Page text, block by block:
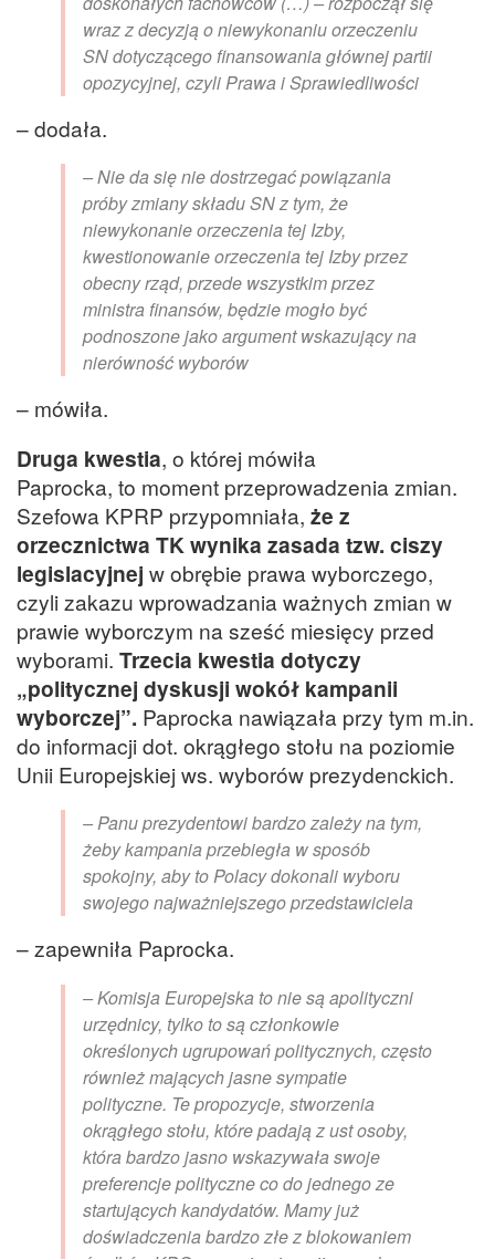
wraz z decyzją o niewykonaniu orzeczeniu
SN dotyczącego finansowania głównej partii
opozycyjnej, czyli Prawa i Sprawiedliwości
– dodała.
– Nie da się nie dostrzegać powiązania
próby zmiany składu SN z tym, że
niewykonanie orzeczenia tej Izby,
kwestionowanie orzeczenia tej Izby przez
obecny rząd, przede wszystkim przez
ministra finansów, będzie mogło być
podnoszone jako argument wskazujący na
nierówność wyborów
– mówiła.
Druga kwestia, o której mówiła
Paprocka, to moment przeprowadzenia zmian.
Szefowa KPRP przypomniała, że z
orzecznictwa TK wynika zasada tzw. ciszy
legislacyjnej w obrębie prawa wyborczego,
czyli zakazu wprowadzania ważnych zmian w
prawie wyborczym na sześć miesięcy przed
wyborami. Trzecia kwestia dotyczy
„politycznej dyskusji wokół kampanii
wyborczej”. Paprocka nawiązała przy tym m.in.
do informacji dot. okrągłego stołu na poziomie
Unii Europejskiej ws. wyborów prezydenckich.
– Panu prezydentowi bardzo zależy na tym,
żeby kampania przebiegła w sposób
spokojny, aby to Polacy dokonali wyboru
swojego najważniejszego przedstawiciela
– zapewniła Paprocka.
– Komisja Europejska to nie są apolityczni
urzędnicy, tylko to są członkowie
określonych ugrupowań politycznych, często
również mających jasne sympatie
polityczne. Te propozycje, stworzenia
okrągłego stołu, które padają z ust osoby,
która bardzo jasno wskazywała swoje
preferencje polityczne co do jednego ze
startujących kandydatów. Mamy już
doświadczenia bardzo złe z blokowaniem